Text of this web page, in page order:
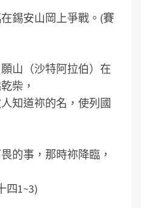
錫安山岡上爭戰。(賽
山（沙特阿拉伯）在
柴，
知道祢的名，使列國
的事，那時祢降臨，
四1~3)